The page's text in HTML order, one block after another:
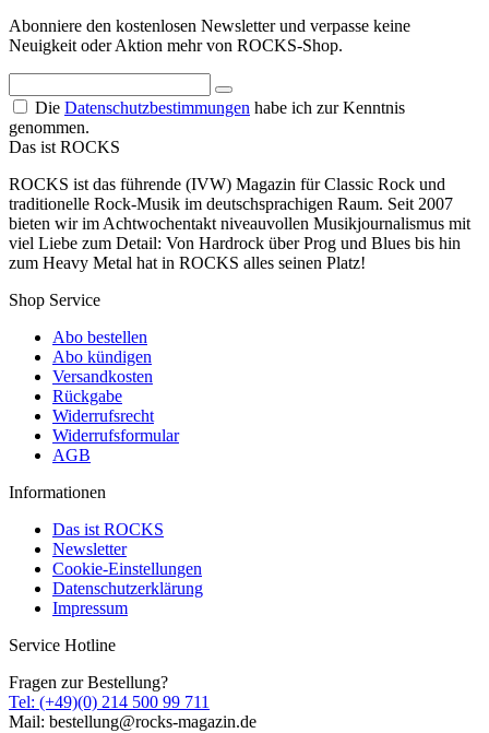
Abonniere den kostenlosen Newsletter und verpasse keine
Neuigkeit oder Aktion mehr von ROCKS-Shop.
Die Datenschutzbestimmungen habe ich zur Kenntnis
genommen.
Das ist ROCKS
ROCKS ist das führende (IVW) Magazin für Classic Rock und
traditionelle Rock-Musik im deutschsprachigen Raum. Seit 2007
bieten wir im Achtwochentakt niveauvollen Musikjournalismus mit
viel Liebe zum Detail: Von Hardrock über Prog und Blues bis hin
zum Heavy Metal hat in ROCKS alles seinen Platz!
Shop Service
Abo bestellen
Abo kündigen
Versandkosten
Rückgabe
Widerrufsrecht
Widerrufsformular
AGB
Informationen
Das ist ROCKS
Newsletter
Cookie-Einstellungen
Datenschutzerklärung
Impressum
Service Hotline
Fragen zur Bestellung?
Tel: (+49)(0) 214 500 99 711
Mail: bestellung@rocks-magazin.de